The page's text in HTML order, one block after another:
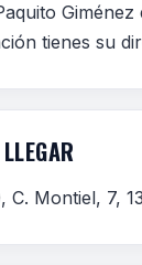
tienes su
C. Montiel, 7,